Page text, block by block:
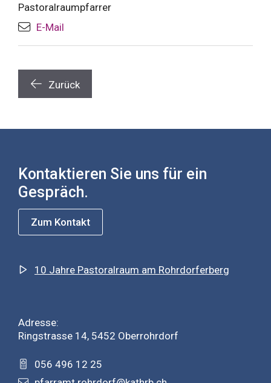
Pastoralraumpfarrer
E-Mail
Zurück
Kontaktieren Sie uns für ein
Gespräch.
Zum Kontakt
10 Jahre Pastoralraum am Rohrdorferberg
Adresse:
Ringstrasse 14, 5452 Oberrohrdorf
056 496 12 25